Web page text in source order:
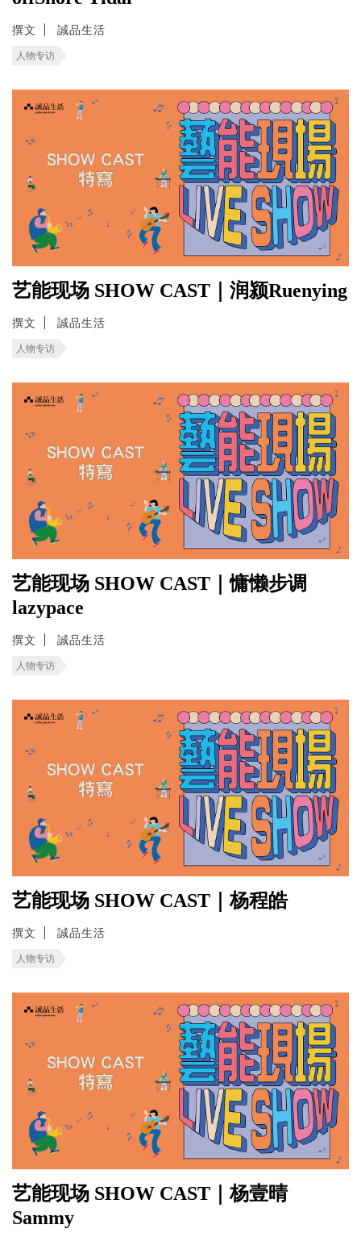
撰文 誠品生活
人物专访
艺能现场 SHOW CAST｜润颍Ruenying
撰文 誠品生活
人物专访
艺能现场 SHOW CAST｜慵懒步调
lazypace
撰文 誠品生活
人物专访
艺能现场 SHOW CAST｜杨程皓
撰文 誠品生活
人物专访
艺能现场 SHOW CAST｜杨壹晴
Sammy